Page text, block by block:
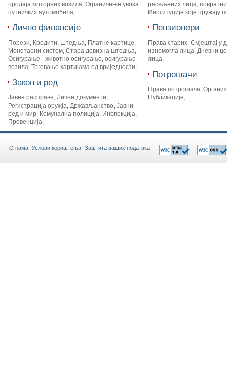
продаја моторних возила, Ограничење увоза
путничких аутомобила,
Личне финансије
Порези, Кредити, Штедња, Платне картице,
Монетарни систем, Стара девизна штедња,
Осигурање - животно осигурање, осигурање
возила, Трговање хартијама од вриједности,
Закон и ред
Јавне расправе, Лични документи,
Регистрација оружја, Држављанство, Јавни
ред и мир, Комунална полиција, Инспекција,
Превенција,
расељених лица,
Институције које пружају
Пензионери
Права старих, Смјештај у
изнемогла лица, Дневни
лица,
Потрошачи
Права потрошача,
Публикације,
O нама Услови кориштења Заштита ваших података